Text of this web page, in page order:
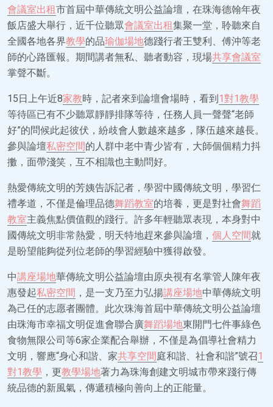
會議室出租市首屆中華傳統文明公益論壇，在珠海德翰年夜
飯店盛大舉行，近千位聽眾會議室出租集聚一堂，聆聽來自
全國各地各界教學的品瑜伽場地德踐行者王雙利、傅沖等老
師的心路匯報。期間講者無私、聽者動容，現場共享會議室
掌聲不斷。
15日上午近8家教時，記者來到論壇會場時，看到1對1教學
等待區已有不少聽眾靜靜排隊等待，任務人員一聲聲“老師
好”的問候此起彼伏，紛歧會人數越來越多，隊伍越來越長。
參與論壇私密空間的人群中老中青少皆有，大師個個精力抖
擻，面帶淺笑，互不相識也主動問好。
熱愛傳統文明的芳姨告訴記者，學習中國傳統文明，學習仁
禮孝道，不僅是倫理品德舞蹈教室的培養，更是對社會舞蹈
教室主義焦點價值觀的踐行。許多年輕聽眾表現，本身對中
國傳統文明非常熱愛，明天特地趕來參與論壇， 個人空間就
是盼望能夠從列位老師的學習經驗中獲得啟發。
中講座場地華傳統文明公益論壇由原央視有名掌管人陳年夜
惠發起私密空間 ，是一支乃至力弘揚講座場地中華傳統文明
為己任的志愿者團體。此次珠海首屆中華傳統文明公益論壇
由珠海市幸福文明促進會聯合廣舞蹈場地東開門七件事綠色
食物無限公司等6家企業配合舉辦，不僅是為倡導社會精力
文明，響應“身心和諧、家共享空間庭和諧、社會和諧”號召1
對1教學 ，更教學場地著力為珠海創建文明城市帶來踐行傳
統品德的新風氣，傳遞積極向善向上的正能量。